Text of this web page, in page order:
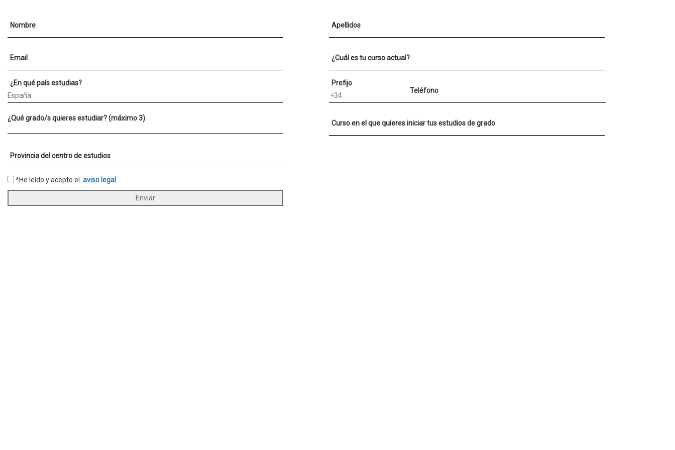
Nombre Apellidos
Email ¿Cuál es tu curso actual?
¿En qué país estudias?
Prefijo
Teléfono
¿Qué grado/s quieres estudiar? (máximo 3)
Curso en el que quieres iniciar tus estudios de grado
Provincia del centro de estudios
*He leído y acepto el aviso legal
Enviar